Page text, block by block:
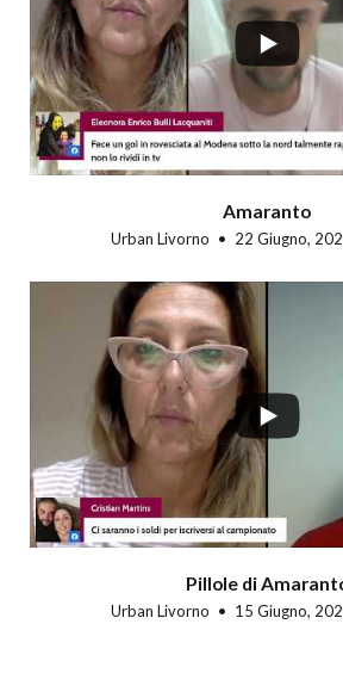
Amaranto
Urban Livorno 22 Giugno,
Pillole di
Urban Livorno 15 Giugno,